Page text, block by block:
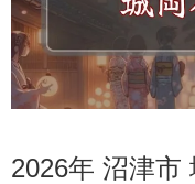
2026年 沼津市